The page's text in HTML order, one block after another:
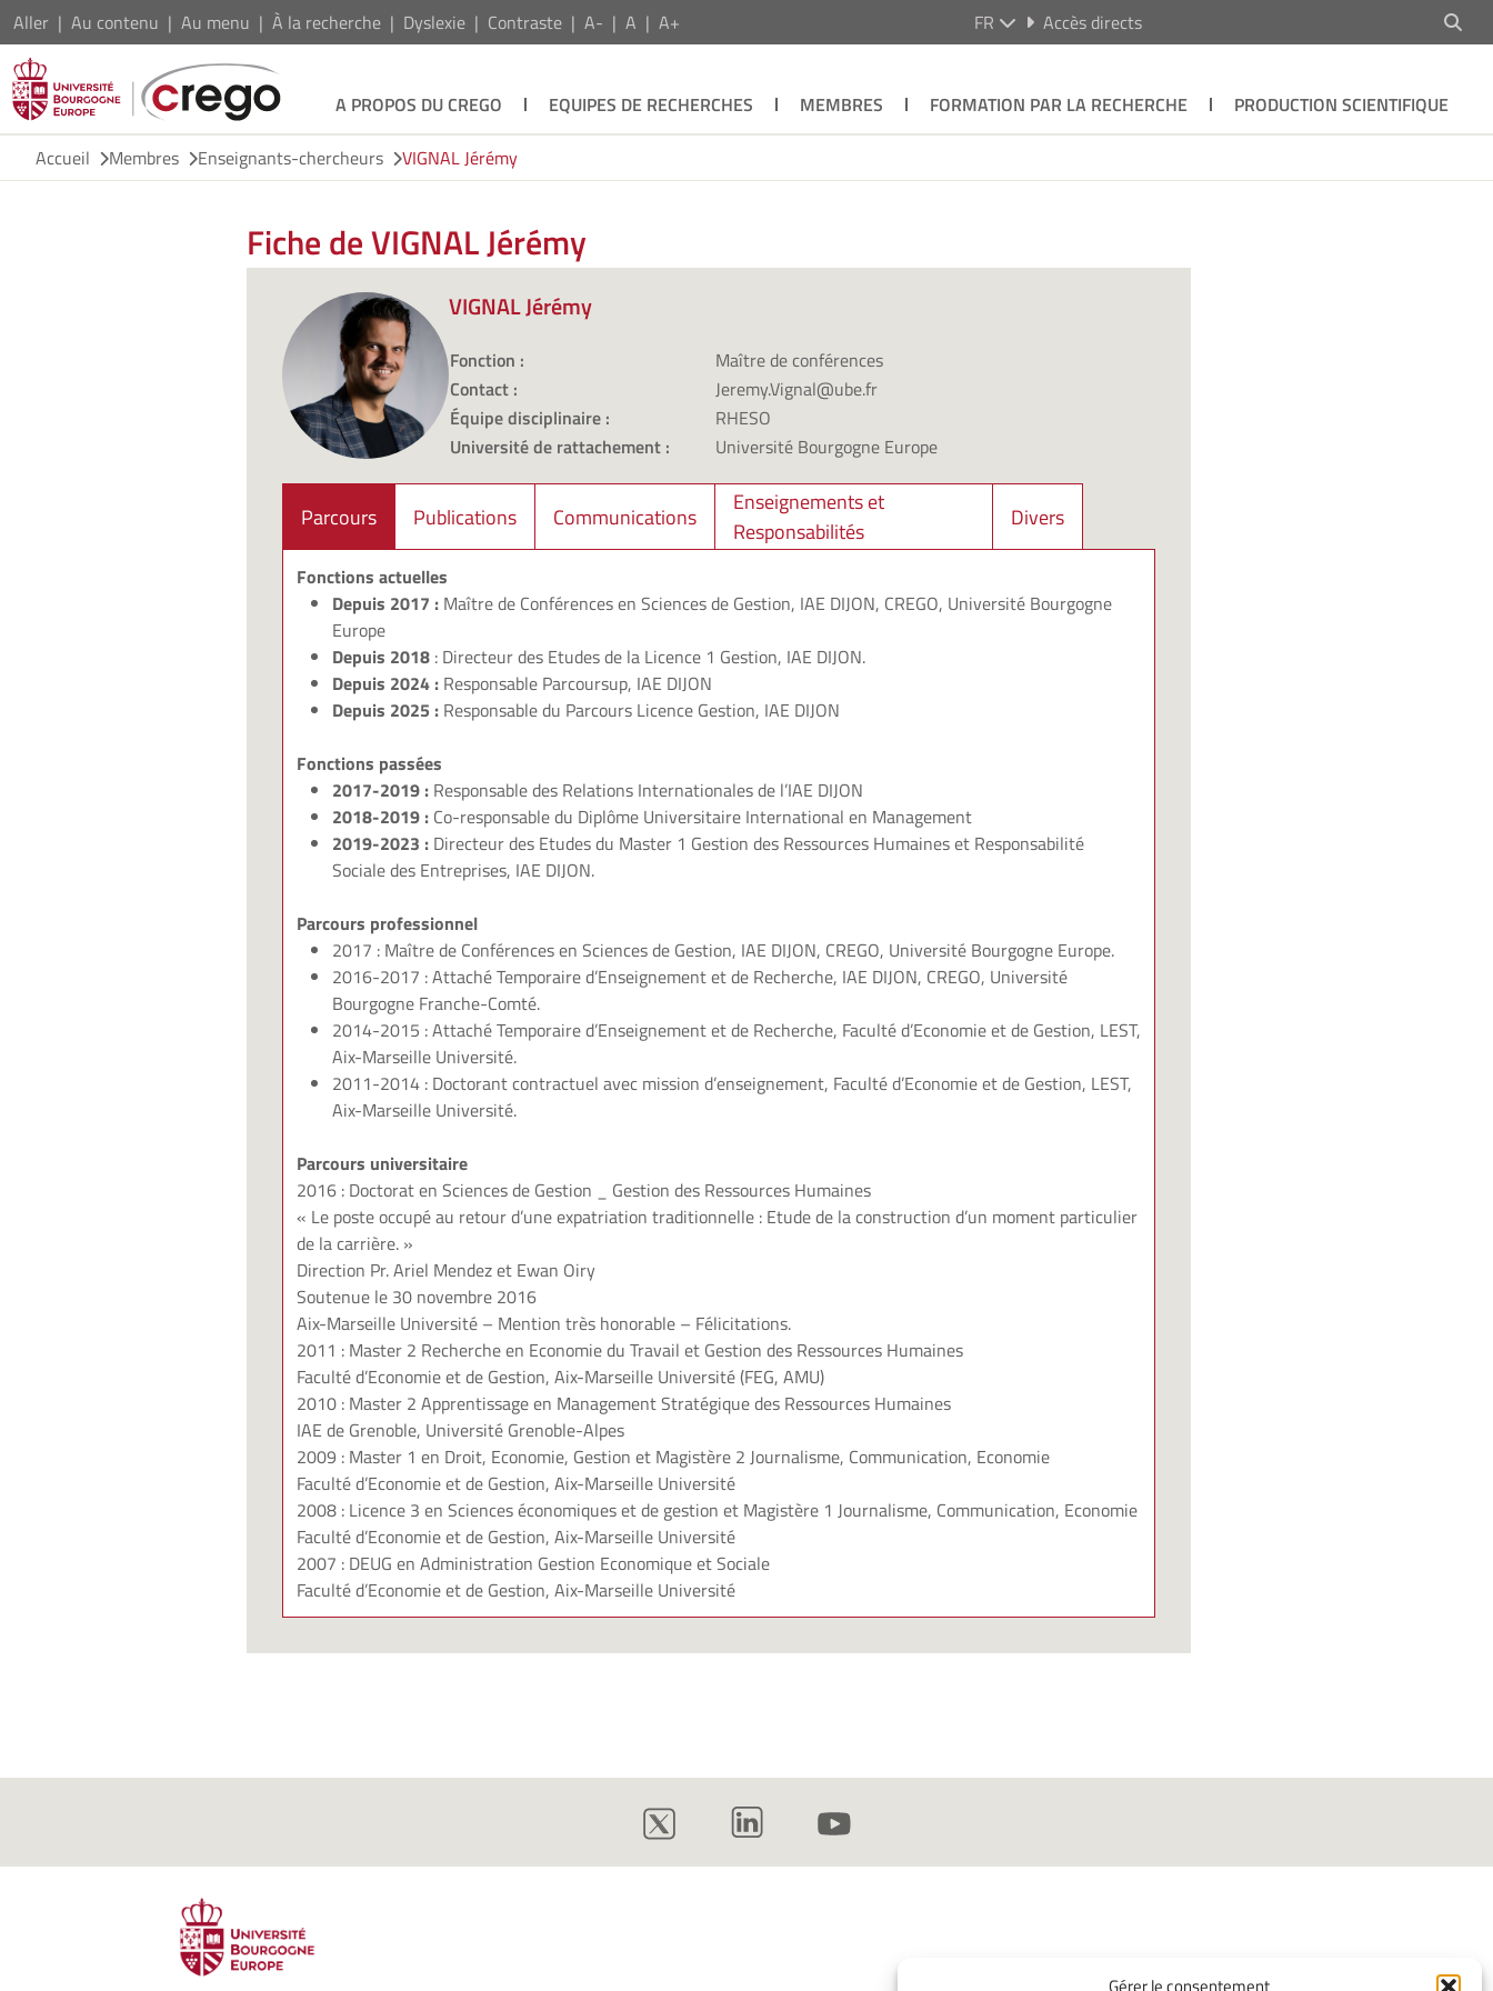
Aller Au contenu Au menu À la recherche Dyslexie Contraste A- A A+ FR Accès directs
A PROPOS DU CREGO EQUIPES DE RECHERCHES MEMBRES FORMATION PAR LA RECHERCHE
PRODUCTION SCIENTIFIQUE
Accueil
Membres Enseignants-chercheurs VIGNAL Jérémy
Fiche de VIGNAL Jérémy
VIGNAL Jérémy
Fonction :
Maître de conférences
Contact :
Jeremy.Vignal@ube.fr
Équipe disciplinaire :
RHESO
Université de rattachement :
Université Bourgogne Europe
Parcours Publications Communications
Enseignements et
Responsabilités
Divers
Fonctions actuelles
Depuis 2017 : Maître de Conférences en Sciences de Gestion, IAE DIJON, CREGO, Université Bourgogne
Europe
Depuis 2018 : Directeur des Etudes de la Licence 1 Gestion, IAE DIJON.
Depuis 2024 : Responsable Parcoursup, IAE DIJON
Depuis 2025 : Responsable du Parcours Licence Gestion, IAE DIJON
Fonctions passées
2017-2019 : Responsable des Relations Internationales de l’IAE DIJON
2018-2019 : Co-responsable du Diplôme Universitaire International en Management
2019-2023 : Directeur des Etudes du Master 1 Gestion des Ressources Humaines et Responsabilité
Sociale des Entreprises, IAE DIJON.
Parcours professionnel
2017 : Maître de Conférences en Sciences de Gestion, IAE DIJON, CREGO, Université Bourgogne Europe.
2016-2017 : Attaché Temporaire d’Enseignement et de Recherche, IAE DIJON, CREGO, Université
Bourgogne Franche-Comté.
2014-2015 : Attaché Temporaire d’Enseignement et de Recherche, Faculté d’Economie et de Gestion, LEST,
Aix-Marseille Université.
2011-2014 : Doctorant contractuel avec mission d’enseignement, Faculté d’Economie et de Gestion, LEST,
Aix-Marseille Université.
Parcours universitaire
2016 : Doctorat en Sciences de Gestion _ Gestion des Ressources Humaines
« Le poste occupé au retour d’une expatriation traditionnelle : Etude de la construction d’un moment particulier
de la carrière. »
Direction Pr. Ariel Mendez et Ewan Oiry
Soutenue le 30 novembre 2016
Aix-Marseille Université – Mention très honorable – Félicitations.
2011 : Master 2 Recherche en Economie du Travail et Gestion des Ressources Humaines
Faculté d’Economie et de Gestion, Aix-Marseille Université (FEG, AMU)
2010 : Master 2 Apprentissage en Management Stratégique des Ressources Humaines
IAE de Grenoble, Université Grenoble-Alpes
2009 : Master 1 en Droit, Economie, Gestion et Magistère 2 Journalisme, Communication, Economie
Faculté d’Economie et de Gestion, Aix-Marseille Université
2008 : Licence 3 en Sciences économiques et de gestion et Magistère 1 Journalisme, Communication, Economie
Faculté d’Economie et de Gestion, Aix-Marseille Université
2007 : DEUG en Administration Gestion Economique et Sociale
Faculté d’Economie et de Gestion, Aix-Marseille Université